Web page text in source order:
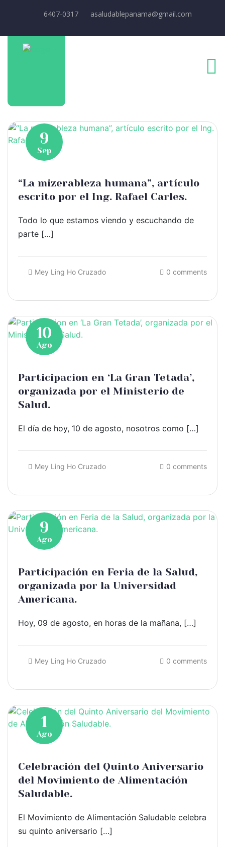
6407-0317 asaludablepanama@gmail.com
9
Sep
“La mizerableza humana”, artículo
escrito por el Ing. Rafael Carles.
Todo lo que estamos viendo y escuchando de
parte […]
Mey Ling Ho Cruzado 0 comments
10
Ago
Participacion en ‘La Gran Tetada’,
organizada por el Ministerio de
Salud.
El día de hoy, 10 de agosto, nosotros como […]
Mey Ling Ho Cruzado 0 comments
9
Ago
Participación en Feria de la Salud,
organizada por la Universidad
Americana.
Hoy, 09 de agosto, en horas de la mañana, […]
Mey Ling Ho Cruzado 0 comments
1
Ago
Celebración del Quinto Aniversario
del Movimiento de Alimentación
Saludable.
El Movimiento de Alimentación Saludable celebra
su quinto aniversario […]